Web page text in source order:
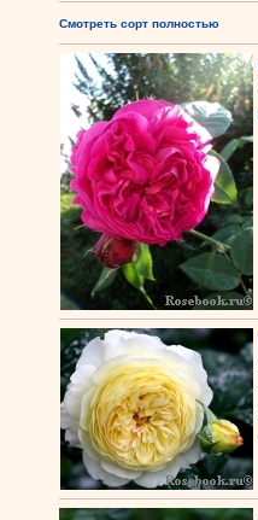
Смотреть сорт полностью